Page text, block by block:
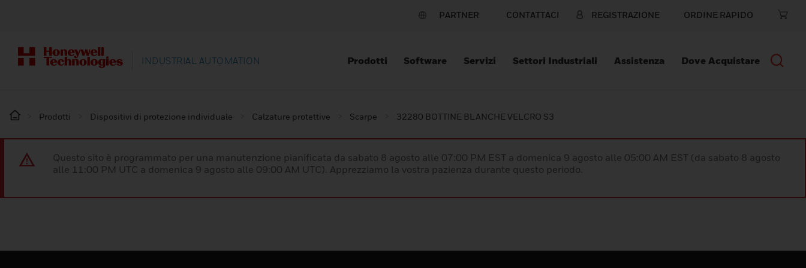
PARTNER CONTATTACI REGISTRAZIONE ORDINE RAPIDO
INDUSTRIAL AUTOMATION Prodotti Software Servizi Settori Industriali Assistenza Dove Acquistare
Prodotti Dispositivi di protezione individuale Calzature protettive Scarpe 32280 BOTTINE BLANCHE VELCRO S3
Questo sito è programmato per una manutenzione pianificata da sabato 8 agosto alle 07:00 PM EST a domenica 9 agosto alle 05:00 AM EST (da sabato 8 agosto
alle 11:00 PM UTC a domenica 9 agosto alle 09:00 AM UTC). Apprezziamo la vostra pazienza durante questo periodo.